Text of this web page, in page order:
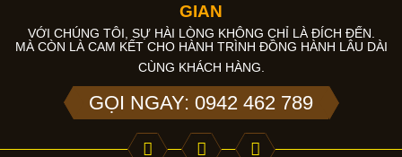
GIAN
VỚI CHÚNG TÔI, SỰ HÀI LÒNG KHÔNG CHỈ LÀ ĐÍCH ĐẾN.
MÀ CÒN LÀ CAM KẾT CHO HÀNH TRÌNH ĐỒNG HÀNH LÂU DÀI
CÙNG KHÁCH HÀNG.
GỌI NGAY: 0942 462 789